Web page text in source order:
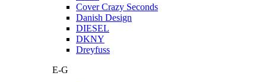
Cover Crazy Seconds
Danish Design
DIESEL
DKNY
Dreyfuss
E-G